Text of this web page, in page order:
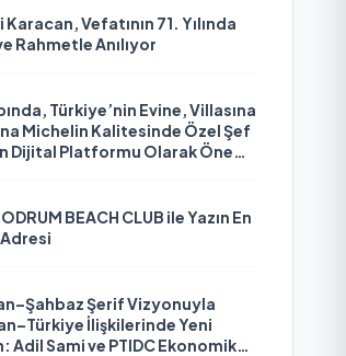
Karacan, Vefatının 71. Yılında
Rahmetle Anılıyor
Türkiye’nin Evine, Villasına
Michelin Kalitesinde Özel Şef
Dijital Platformu Olarak Öne
BEACH CLUB ile Yazın En
Şerif Vizyonuyla
İlişkilerinde Yeni
Adil Sami ve PTIDC Ekonomik